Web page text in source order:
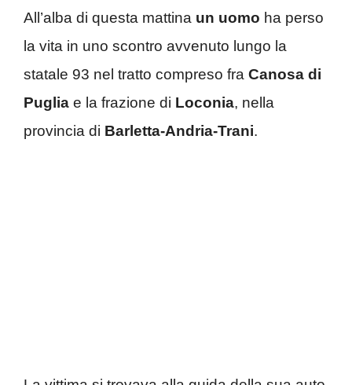
All’alba di questa mattina un uomo ha perso
la vita in uno scontro avvenuto lungo la
statale 93 nel tratto compreso fra Canosa di
Puglia e la frazione di Loconia, nella
provincia di Barletta-Andria-Trani.